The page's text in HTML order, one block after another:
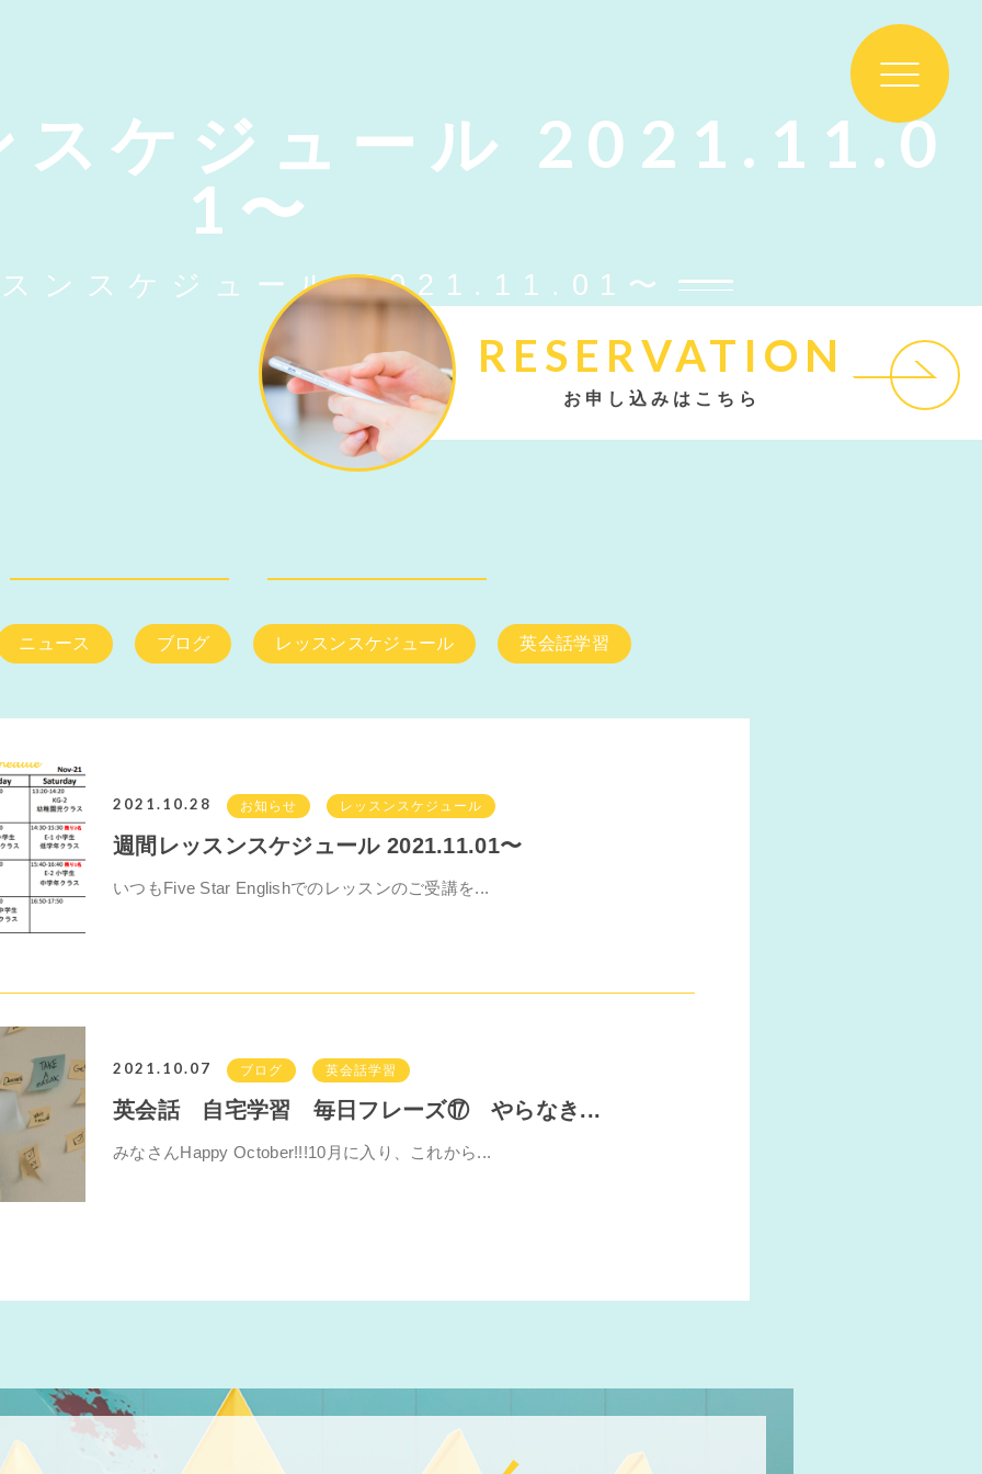
スケジュール 2021.11.0
1〜
スンスケジュール 2021.11.01〜
RESERVATION
お申し込みはこちら
ニュース ブログ レッスンスケジュール 英会話学習
2021.10.28 お知らせ レッスンスケジュール
週間レッスンスケジュール 2021.11.01〜
いつもFive Star Englishでのレッスンのご受講を...
2021.10.07 ブログ 英会話学習
英会話 自宅学習 毎日フレーズ⑰ やらなき...
みなさんHappy October!!!10月に入り、これから...